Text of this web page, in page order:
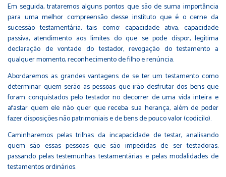
Em seguida, trataremos alguns pontos que são de suma importância
para uma melhor compreensão desse instituto que é o cerne da
sucessão testamentária, tais como: capacidade ativa, capacidade
passiva, atendimento aos limites do que se pode dispor, legítima
declaração de vontade do testador, revogação do testamento a
qualquer momento, reconhecimento de filho e renúncia.
Abordaremos as grandes vantagens de se ter um testamento como
determinar quem serão as pessoas que irão desfrutar dos bens que
foram conquistados pelo testador no decorrer de uma vida inteira e
afastar quem ele não quer que receba sua herança, além de poder
fazer disposições não patrimoniais e de bens de pouco valor (codicilo).
Caminharemos pelas trilhas da incapacidade de testar, analisando
quem são essas pessoas que são impedidas de ser testadoras,
passando pelas testemunhas testamentárias e pelas modalidades de
testamentos ordinários.